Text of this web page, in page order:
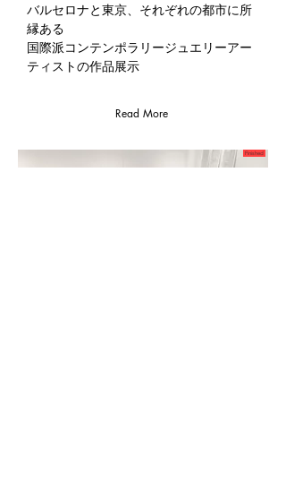
バルセロナと東京、それぞれの都市に所
縁ある
国際派コンテンポラリージュエリーアー
ティストの作品展示
Read More
Finished